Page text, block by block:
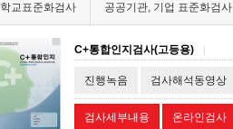
학교표준화검사 공공기관, 기업 표준화검사
C+통합인지검사(고등용)
진행녹음 검사해석동영상
검사세부내용 온라인검사